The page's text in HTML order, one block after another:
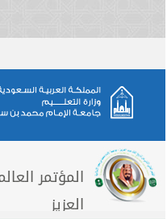
المؤتمر
العزيز